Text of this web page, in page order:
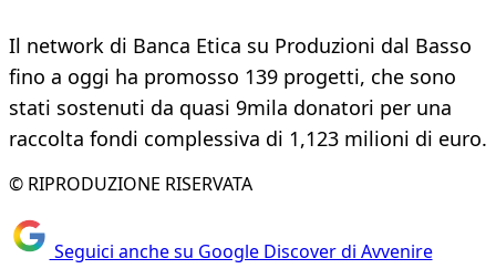
Il network di Banca Etica su Produzioni dal Basso
fino a oggi ha promosso 139 progetti, che sono
stati sostenuti da quasi 9mila donatori per una
raccolta fondi complessiva di 1,123 milioni di euro.
© RIPRODUZIONE RISERVATA
Seguici anche su Google Discover di Avvenire